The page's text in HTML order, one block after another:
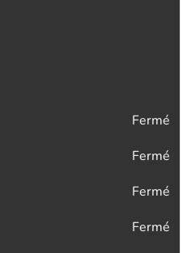
Fermé
Fermé
Fermé
Fermé